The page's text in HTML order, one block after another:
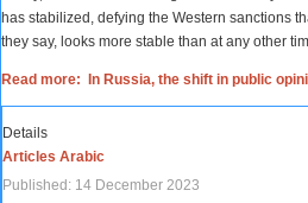
has stabilized, defying the Western sanctions
they say, looks more stable than at any other
Read more: In Russia, the shift in public
Details
Articles Arabic
Published: 14 December 2023